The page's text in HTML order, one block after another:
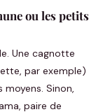
ou les petits
Une cagnotte
par exemple)
Sinon,
paire de